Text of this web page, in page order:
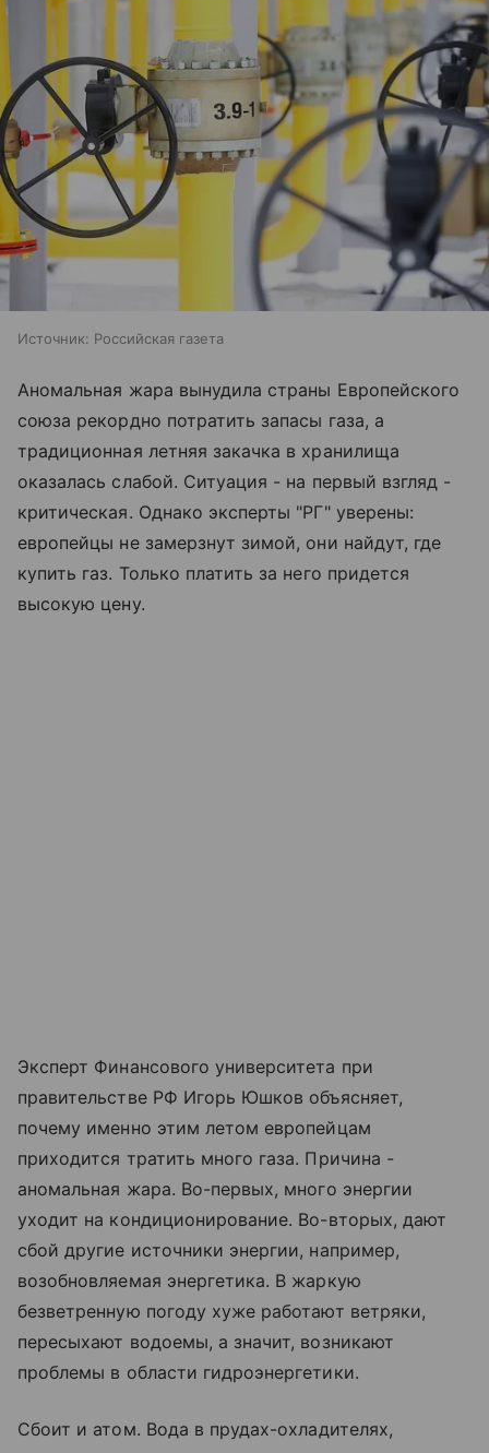
Источник: Российская газета
Аномальная жара вынудила страны Европейского
союза рекордно потратить запасы газа, а
традиционная летняя закачка в хранилища
оказалась слабой. Ситуация - на первый взгляд -
критическая. Однако эксперты "РГ" уверены:
европейцы не замерзнут зимой, они найдут, где
купить газ. Только платить за него придется
высокую цену.
Эксперт Финансового университета при
правительстве РФ Игорь Юшков объясняет,
почему именно этим летом европейцам
приходится тратить много газа. Причина -
аномальная жара. Во-первых, много энергии
уходит на кондиционирование. Во-вторых, дают
сбой другие источники энергии, например,
возобновляемая энергетика. В жаркую
безветренную погоду хуже работают ветряки,
пересыхают водоемы, а значит, возникают
проблемы в области гидроэнергетики.
Сбоит и атом. Вода в прудах-охладителях,